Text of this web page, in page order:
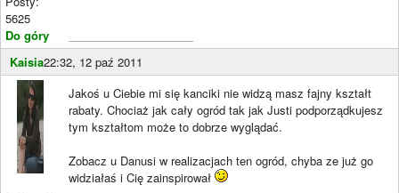
5625
Do góry
Kaisia22:32, 12 paź 2011
Jakoś u Ciebie mi się kanciki nie widzą masz fajny kształt
rabaty. Chociaż jak cały ogród tak jak Justi podporządkujesz
tym kształtom może to dobrze wyglądać.
Zobacz u Danusi w realizacjach ten ogród, chyba ze już go
widziałaś i Cię zainspirował